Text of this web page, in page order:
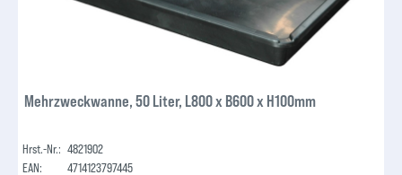
Mehrzweckwanne, 50 Liter, L800 x B600 x H100mm
Hrst.-Nr.: 4821902
EAN:
4714123797445